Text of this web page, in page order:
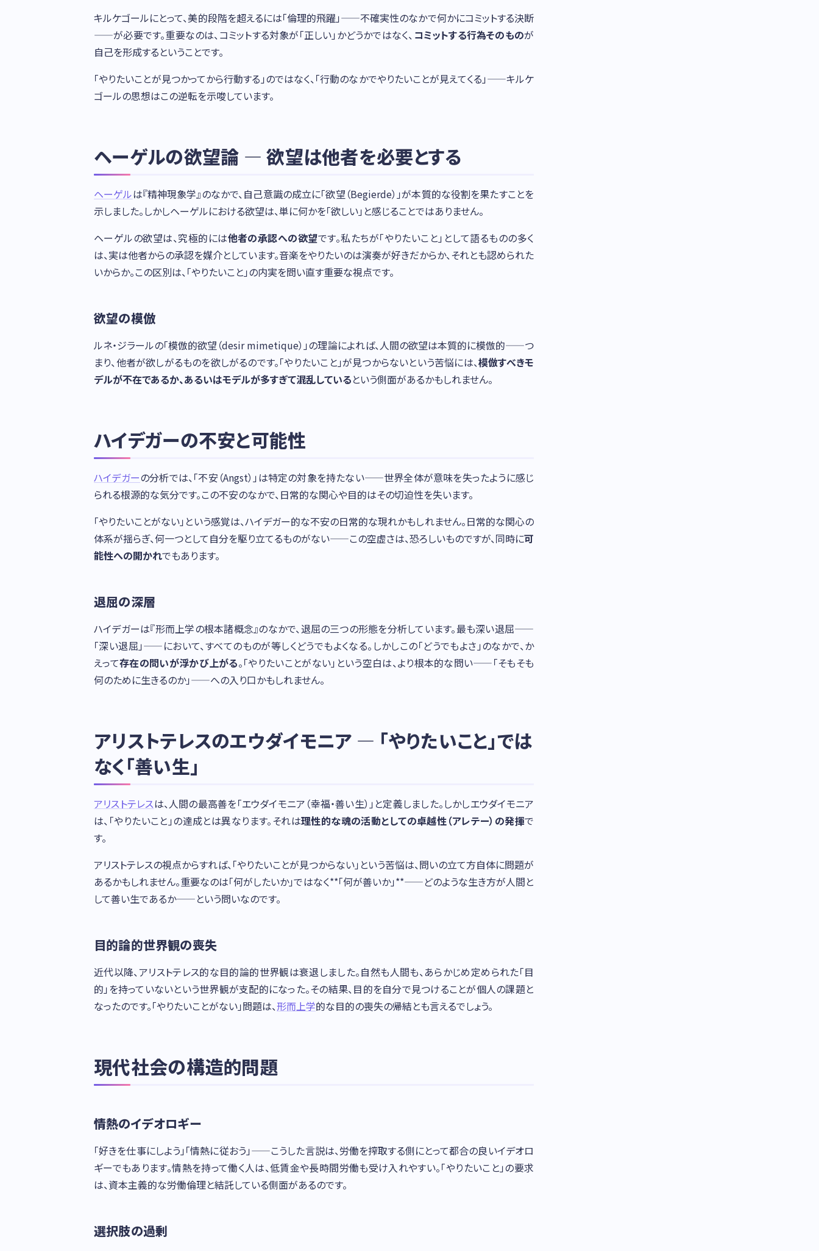
キルケゴールにとって、美的段階を超えるには「倫理的飛躍」——不確実性のなかで何かにコミットする決断
——が必要です。重要なのは、コミットする対象が「正しい」かどうかではなく、 コミットする行為そのものが
自己を形成するということです。
「やりたいことが見つかってから行動する」のではなく、「行動のなかでやりたいことが見えてくる」——キルケ
ゴールの思想はこの逆転を示唆しています。
ヘーゲルの欲望論 — 欲望は他者を必要とする
ヘーゲルは『精神現象学』のなかで、自己意識の成立に「欲望（Begierde）」が本質的な役割を果たすことを
示しました。しかしヘーゲルにおける欲望は、単に何かを「欲しい」と感じることではありません。
ヘーゲルの欲望は、究極的には他者の承認への欲望です。私たちが「やりたいこと」として語るものの多く
は、実は他者からの承認を媒介としています。音楽をやりたいのは演奏が好きだからか、それとも認められた
いからか。この区別は、「やりたいこと」の内実を問い直す重要な視点です。
欲望の模倣
ルネ・ジラールの「模倣的欲望（desir mimetique）」の理論によれば、人間の欲望は本質的に模倣的——つ
まり、他者が欲しがるものを欲しがるのです。「やりたいこと」が見つからないという苦悩には、模倣すべきモ
デルが不在であるか、あるいはモデルが多すぎて混乱しているという側面があるかもしれません。
ハイデガーの不安と可能性
ハイデガーの分析では、「不安（Angst）」は特定の対象を持たない——世界全体が意味を失ったように感じ
られる根源的な気分です。この不安のなかで、日常的な関心や目的はその切迫性を失います。
「やりたいことがない」という感覚は、ハイデガー的な不安の日常的な現れかもしれません。日常的な関心の
体系が揺らぎ、何一つとして自分を駆り立てるものがない——この空虚さは、恐ろしいものですが、同時に可
能性への開かれでもあります。
退屈の深層
ハイデガーは『形而上学の根本諸概念』のなかで、退屈の三つの形態を分析しています。最も深い退屈——
「深い退屈」——において、すべてのものが等しくどうでもよくなる。しかしこの「どうでもよさ」のなかで、か
えって存在の問いが浮かび上がる。「やりたいことがない」という空白は、より根本的な問い——「そもそも
何のために生きるのか」——への入り口かもしれません。
アリストテレスのエウダイモニア — 「やりたいこと」では
なく「善い生」
アリストテレスは、人間の最高善を「エウダイモニア（幸福・善い生）」と定義しました。しかしエウダイモニア
は、「やりたいこと」の達成とは異なります。それは理性的な魂の活動としての卓越性（アレテー）の発揮で
す。
アリストテレスの視点からすれば、「やりたいことが見つからない」という苦悩は、問いの立て方自体に問題が
あるかもしれません。重要なのは「何がしたいか」ではなく**「何が善いか」**——どのような生き方が人間と
して善い生であるか——という問いなのです。
目的論的世界観の喪失
近代以降、アリストテレス的な目的論的世界観は衰退しました。自然も人間も、あらかじめ定められた「目
的」を持っていないという世界観が支配的になった。その結果、目的を自分で見つけることが個人の課題と
なったのです。「やりたいことがない」問題は、形而上学的な目的の喪失の帰結とも言えるでしょう。
現代社会の構造的問題
情熱のイデオロギー
「好きを仕事にしよう」「情熱に従おう」——こうした言説は、労働を搾取する側にとって都合の良いイデオロ
ギーでもあります。情熱を持って働く人は、低賃金や長時間労働も受け入れやすい。「やりたいこと」の要求
は、資本主義的な労働倫理と結託している側面があるのです。
選択肢の過剰